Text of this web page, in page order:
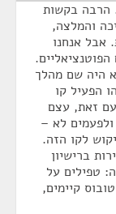
הרבה בקשות
והמלצה,
אבל אנחנו
היה שם מהלך
הפעיל קו
עם זאת, עצם
לא –
לקו הזה.
ברישיון
טפילים על
קיימים,